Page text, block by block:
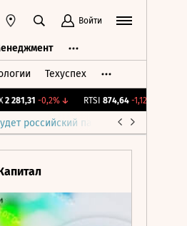
Войти
Техуспех
-0,2%↓ RTSI 874,64 -1,12%↓
российский парламент